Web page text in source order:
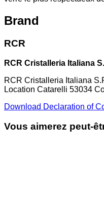
Brand
RCR
RCR Cristalleria Italiana
RCR Cristalleria Italiana
Location Catarelli 53034
Download Declaration of
Vous aimerez peut-